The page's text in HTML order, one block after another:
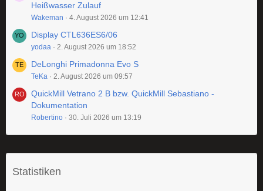
Heißwasser Zulauf
Wakeman 4. August 2026 um 12:41
Display CTL636ES6/06
yodaa 2. August 2026 um 18:52
DeLonghi Primadonna Evo S
TeKa 2. August 2026 um 09:57
QuickMill Vetrano 2 B bzw. QuickMill Sebastiano -
Dokumentation
Robertino 30. Juli 2026 um 13:19
Statistiken